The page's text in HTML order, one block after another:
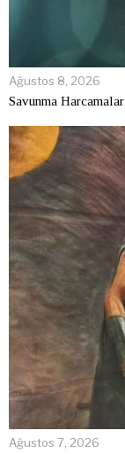
Ağustos 8, 2026
Savunma
Ağustos 7, 2026